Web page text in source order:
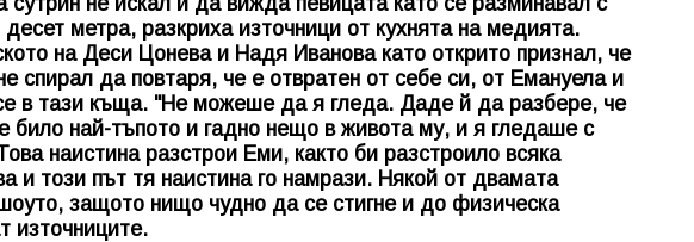
метра, разкриха източници от кухнята на медията.
на Деси Цонева и Надя Иванова като открито признал, че
спирал да повтаря, че е отвратен от себе си, от Емануела и
в тази къща. "Не можеше да я гледа. Даде й да разбере, че
било най-тъпото и гадно нещо в живота му, и я гледаше с
наистина разстрои Еми, както би разстроило всяка
и този път тя наистина го намрази. Някой от двамата
защото нищо чудно да се стигне и до физическа
източниците.